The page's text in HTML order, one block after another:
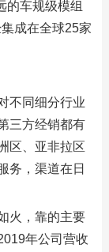
的车规级模组
成在全球25家
不同细分行业
三方经销都有
区、亚非拉区
务，渠道在日
火，靠的主要
年公司营收